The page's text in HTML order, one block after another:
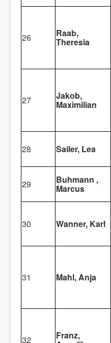
26 Raab,
Theresia
27 Jakob,
Maximilian
28 Sailer, Lea
29 Buhmann ,
Marcus
30 Wanner, Karl
31 Mahl, Anja
32 Franz,